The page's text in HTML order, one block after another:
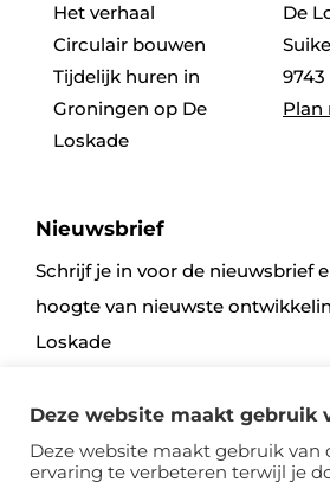
Het verhaal
Circulair bouwen
Tijdelijk huren in
Groningen op De
Loskade
De
Plan
Nieuwsbrief
Schrijf je in voor de nieuwsbrief
hoogte van nieuwste
Loskade
Aanmelden
Deze website maakt gebruik
Deze website maakt gebruik van
ervaring te verbeteren terwijl je